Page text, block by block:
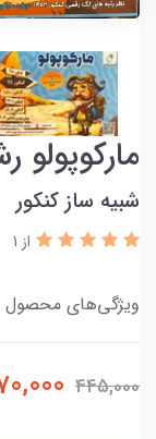
مارکوپولو
شبیه ساز کنکور
از 1
ویژگی‌های محصول
445,000